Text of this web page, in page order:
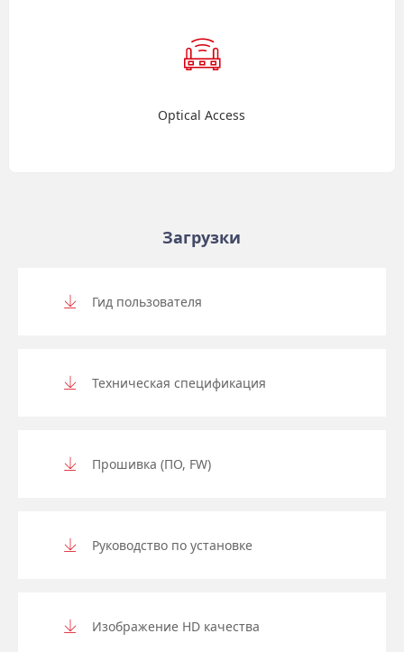
Optical Access
Загрузки
Гид пользователя
Техническая спецификация
Прошивка (ПО, FW)
Руководство по установке
Изображение HD качества